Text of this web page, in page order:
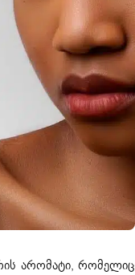
არომატი, რომელიც